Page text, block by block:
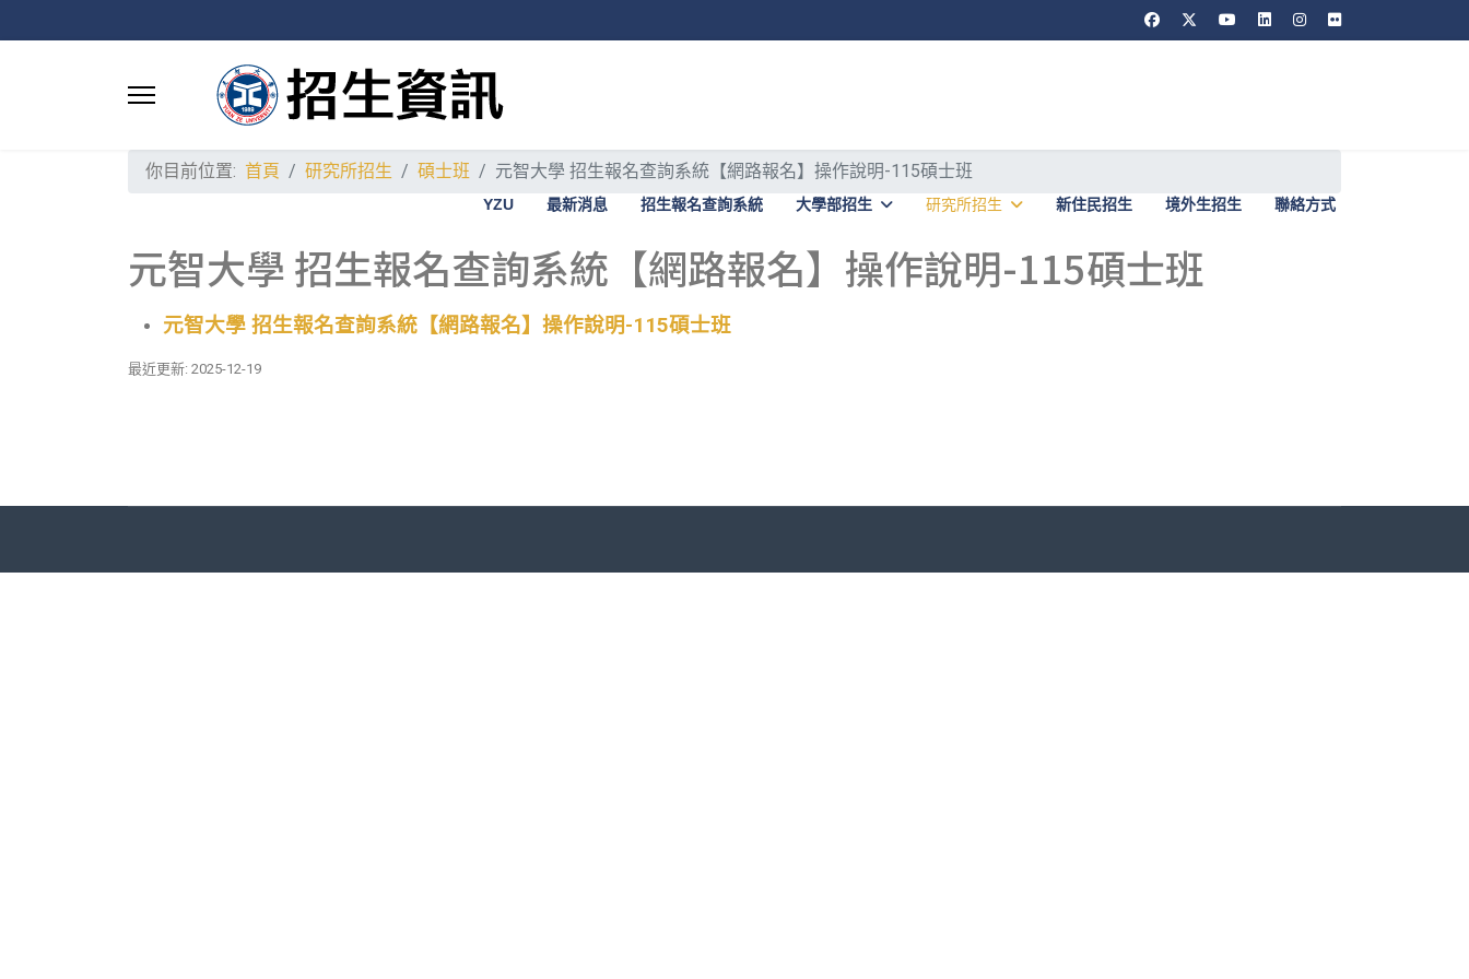
YZU 最新消息 招生報名查詢系統 大學部招生 研究所招生 新住民招生 境外生招生 聯絡方式
你目前位置: 首頁 研究所招生 碩士班 元智大學 招生報名查詢系統【網路報名】操作說明-115碩士班
元智大學 招生報名查詢系統【網路報名】操作說明-115碩士班
元智大學 招生報名查詢系統【網路報名】操作說明-115碩士班
最近更新: 2025-12-19